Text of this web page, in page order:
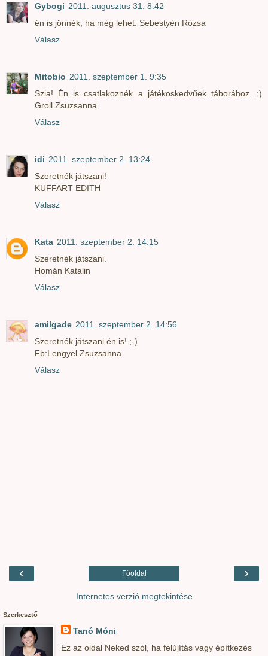
Gybogi 2011. augusztus 31. 8:42
én is jönnék, ha még lehet. Sebestyén Rózsa
Válasz
Mitobio 2011. szeptember 1. 9:35
Szia! Én is csatlakoznék a játékoskedvűek táborához. :)
Groll Zsuzsanna
Válasz
idi 2011. szeptember 2. 13:24
Szeretnék játszani!
KUFFART EDITH
Válasz
Kata 2011. szeptember 2. 14:15
Szeretnék játszani.
Homán Katalin
Válasz
amilgade 2011. szeptember 2. 14:56
Szeretnék játszani én is! ;-)
Fb:Lengyel Zsuzsanna
Válasz
‹ ›
Főoldal
Internetes verzió megtekintése
Szerkesztő
Tanó Móni
Ez az oldal Neked szól, ha felújítás vagy építkezés